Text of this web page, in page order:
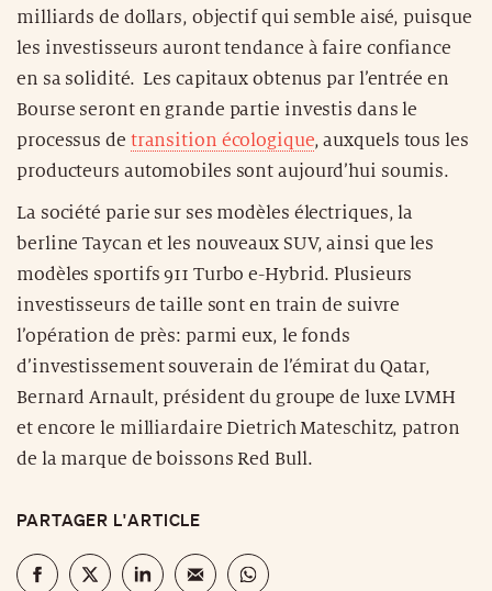
milliards de dollars, objectif qui semble aisé, puisque
les investisseurs auront tendance à faire confiance
en sa solidité. Les capitaux obtenus par l’entrée en
Bourse seront en grande partie investis dans le
processus de transition écologique, auxquels tous les
producteurs automobiles sont aujourd’hui soumis.
La société parie sur ses modèles électriques, la
berline Taycan et les nouveaux SUV, ainsi que les
modèles sportifs 911 Turbo e-Hybrid. Plusieurs
investisseurs de taille sont en train de suivre
l’opération de près: parmi eux, le fonds
d’investissement souverain de l’émirat du Qatar,
Bernard Arnault, président du groupe de luxe LVMH
et encore le milliardaire Dietrich Mateschitz, patron
de la marque de boissons Red Bull.
PARTAGER L'ARTICLE